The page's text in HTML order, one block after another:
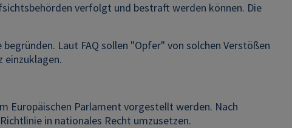
verfolgt und bestraft werden können. Die
Laut FAQ sollen "Opfer" von solchen Verstößen
einzuklagen.
Europäischen Parlament vorgestellt werden. Nach
in nationales Recht umzusetzen.